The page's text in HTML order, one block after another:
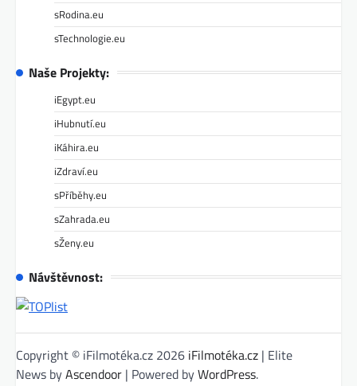
sRodina.eu
sTechnologie.eu
Naše Projekty:
iEgypt.eu
iHubnutí.eu
iKáhira.eu
iZdraví.eu
sPříběhy.eu
sZahrada.eu
sŽeny.eu
Návštěvnost:
Copyright © iFilmotéka.cz 2026 iFilmotéka.cz | Elite
News byAscendoor | Powered byWordPress.